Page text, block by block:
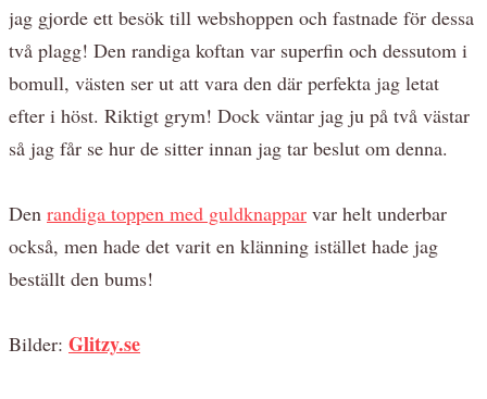
jag gjorde ett besök till webshoppen och fastnade för dessa
två plagg! Den randiga koftan var superfin och dessutom i
bomull, västen ser ut att vara den där perfekta jag letat
efter i höst. Riktigt grym! Dock väntar jag ju på två västar
så jag får se hur de sitter innan jag tar beslut om denna.
Den randiga toppen med guldknappar var helt underbar
också, men hade det varit en klänning istället hade jag
beställt den bums!
Bilder: Glitzy.se